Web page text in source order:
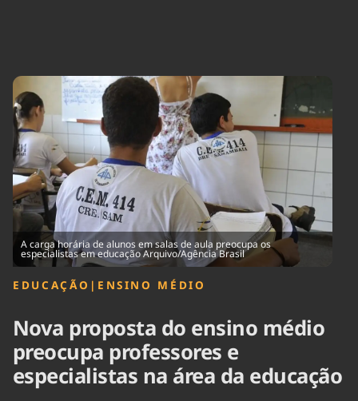
Agronegócios
Brasil
Brasil Mineral
Ciência &
Tecnologia
Cinema
Comportamento
Economia
Educação
Infraestrutura
Internacional
Meio Ambiente
Podcast
Política
Saúde
A carga horária de alunos em salas de aula preocupa os
especialistas em educação Arquivo/Agência Brasil
EDUCAÇÃO | ENSINO MÉDIO
Nova proposta do ensino médio
preocupa professores e
especialistas na área da educação